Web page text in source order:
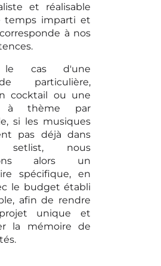
et réalisable
temps imparti et
à nos
le cas d'une
particulière,
cocktail ou une
à thème par
si les musiques
pas déjà dans
setlist, nous
alors un
spécifique, en
le budget établi
afin de rendre
unique et
la mémoire de